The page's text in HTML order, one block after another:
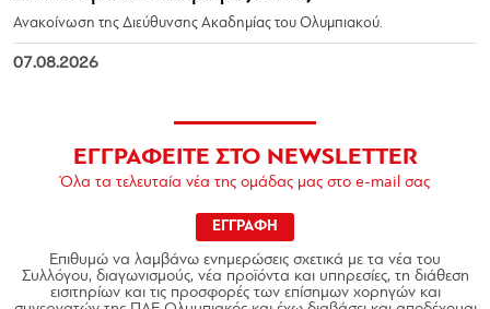
Ανακοίνωση της Διεύθυνσης Ακαδημίας του Ολυμπιακού.
07.08.2026
ΕΓΓΡΑΦΕΙΤΕ ΣΤΟ NEWSLETTER
Όλα τα τελευταία νέα της ομάδας μας στο e-mail σας
ΕΓΓΡΑΦΗ
Επιθυμώ να λαμβάνω ενημερώσεις σχετικά με τα νέα του
Συλλόγου, διαγωνισμούς, νέα προϊόντα και υπηρεσίες, τη διάθεση
εισιτηρίων και τις προσφορές των επίσημων χορηγών και